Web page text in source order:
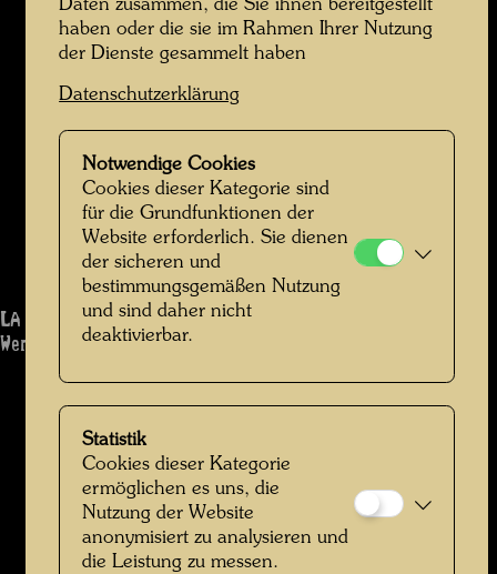
LA PALIZZATA
Werk: 1184
Daten zusammen, die Sie ihnen bereitgestellt
haben oder die sie im Rahmen Ihrer Nutzung
der Dienste gesammelt haben
Datenschutzerklärung
Notwendige Cookies
Cookies dieser Kategorie sind
für die Grundfunktionen der
Website erforderlich. Sie dienen
der sicheren und
bestimmungsgemäßen Nutzung
und sind daher nicht
deaktivierbar.
Statistik
Cookies dieser Kategorie
ermöglichen es uns, die
Nutzung der Website
anonymisiert zu analysieren und
die Leistung zu messen.